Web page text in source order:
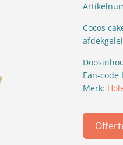
Cocos
Ean-code
Merk: